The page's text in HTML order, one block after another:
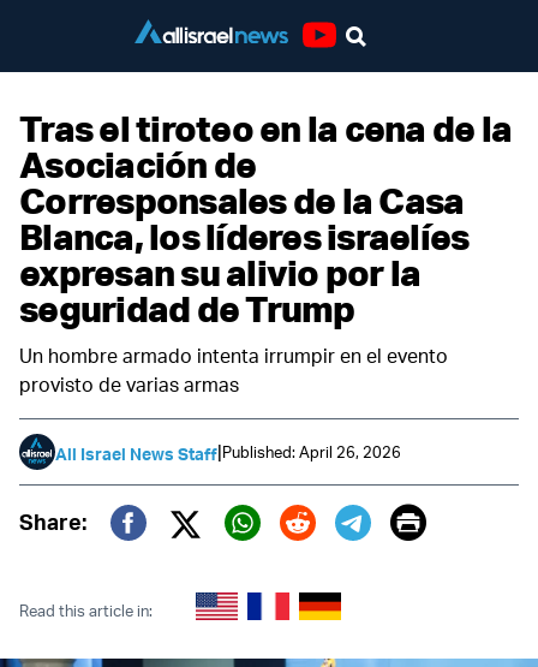
Tras el tiroteo en la cena de la
Asociación de
Corresponsales de la Casa
Blanca, los líderes israelíes
expresan su alivio por la
seguridad de Trump
Un hombre armado intenta irrumpir en el evento
provisto de varias armas
All Israel News Staff|Published: April 26, 2026
Share:
Twitter (X)
Print
Read this article in: